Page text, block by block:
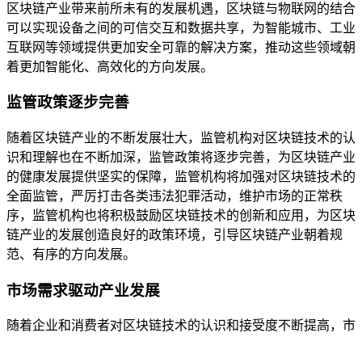
区块链产业带来前所未有的发展机遇，区块链与物联网的结合
可以实现设备之间的可信交互和数据共享，为智能城市、工业
互联网等领域提供更加安全可靠的解决方案，推动这些领域朝
着更加智能化、高效化的方向发展。
监管政策逐步完善
随着区块链产业的不断发展壮大，监管机构对区块链技术的认
识和理解也在不断加深，监管政策将逐步完善，为区块链产业
的健康发展提供坚实的保障，监管机构将加强对区块链技术的
全面监管，严厉打击各类违法犯罪活动，维护市场的正常秩
序，监管机构也将积极鼓励区块链技术的创新和应用，为区块
链产业的发展创造良好的政策环境，引导区块链产业朝着规
范、有序的方向发展。
市场需求驱动产业发展
随着企业和消费者对区块链技术的认识和接受度不断提高，市